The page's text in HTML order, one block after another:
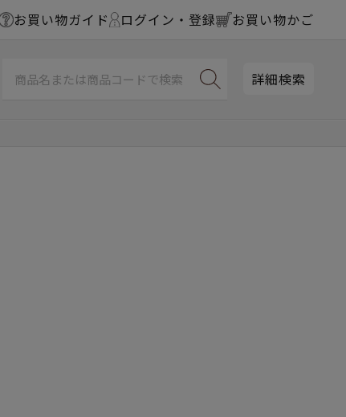
お買い物ガイド ログイン・登録 お買い物かご
詳細検索